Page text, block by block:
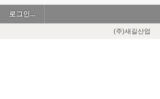
로그인...
(주)새길산업